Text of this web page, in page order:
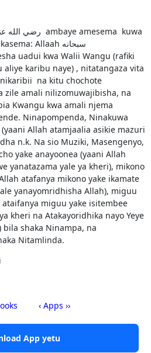
karibu naye) , nitatangaza vita
na kitu chochote
zile amali nilizomuwajibisha, na
Kwangu kwa amali njema
Ninapompenda, Ninakuwa
Allah atamjaalia asikie mazuri
n.k. Na sio Muziki, Masengenyo,
yake anayoonea (yaani Allah
yanatazama yale ya kheri), mikono
atafanya mikono yake ikamate
yanayomridhisha Allah), miguu
miguu yake isitembee
kheri na Atakayoridhika nayo Yeye
shaka Ninampa, na
Nitamlinda.
‹ Apps ››
App yetu